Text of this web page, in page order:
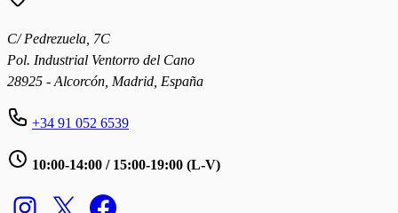
C/ Pedrezuela, 7C
Pol. Industrial Ventorro del Cano
28925 - Alcorcón, Madrid, España
+34 91 052 6539
10:00-14:00 / 15:00-19:00 (L-V)